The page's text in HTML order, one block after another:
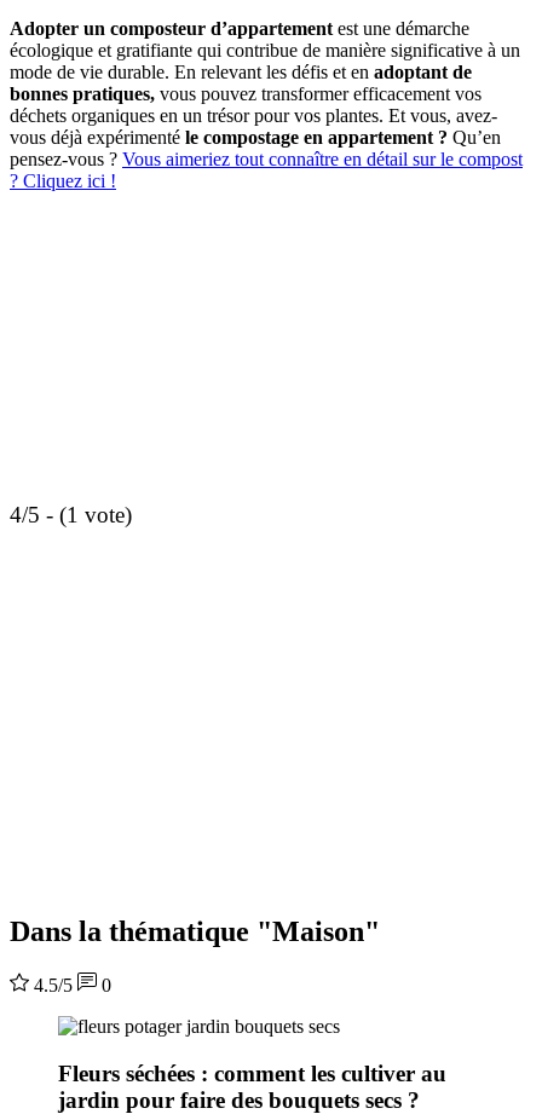
Adopter un composteur d’appartement est une démarche
écologique et gratifiante qui contribue de manière significative à un
mode de vie durable. En relevant les défis et en adoptant de
bonnes pratiques, vous pouvez transformer efficacement vos
déchets organiques en un trésor pour vos plantes. Et vous, avez-
vous déjà expérimenté le compostage en appartement ? Qu’en
pensez-vous ? Vous aimeriez tout connaître en détail sur le compost
? Cliquez ici !
4/5 - (1 vote)
Dans la thématique "Maison"
4.5/5 0
Fleurs séchées : comment les cultiver au
jardin pour faire des bouquets secs ?